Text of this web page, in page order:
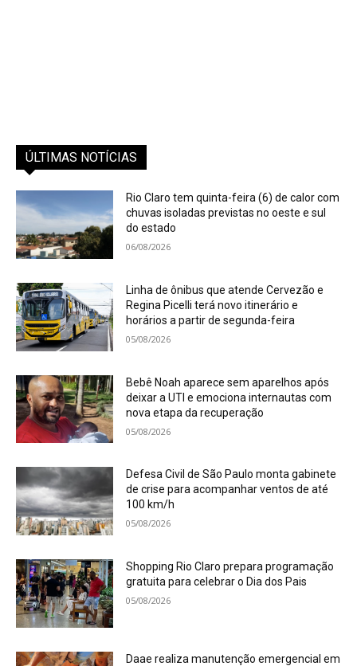
ÚLTIMAS NOTÍCIAS
Rio Claro tem quinta-feira (6) de calor com
chuvas isoladas previstas no oeste e sul
do estado
06/08/2026
Linha de ônibus que atende Cervezão e
Regina Picelli terá novo itinerário e
horários a partir de segunda-feira
05/08/2026
Bebê Noah aparece sem aparelhos após
deixar a UTI e emociona internautas com
nova etapa da recuperação
05/08/2026
Defesa Civil de São Paulo monta gabinete
de crise para acompanhar ventos de até
100 km/h
05/08/2026
Shopping Rio Claro prepara programação
gratuita para celebrar o Dia dos Pais
05/08/2026
Daae realiza manutenção emergencial em